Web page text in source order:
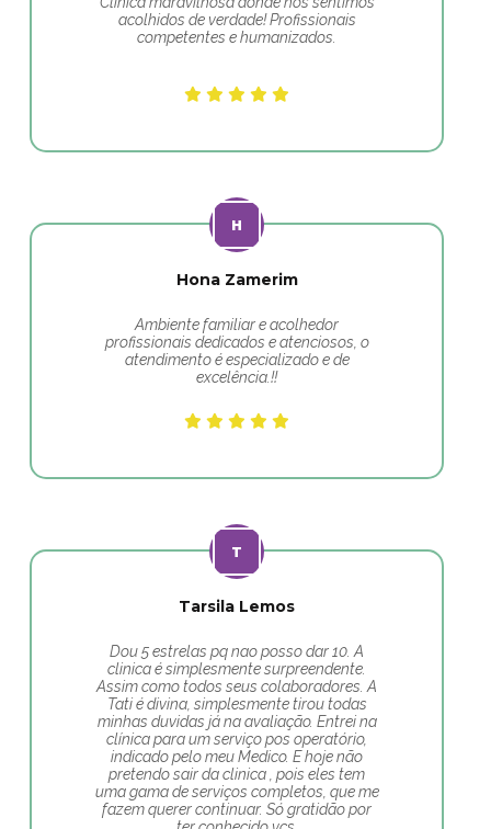
acolhidos de verdade! Profissionais
competentes e humanizados.
Hona Zamerim
Ambiente familiar e acolhedor
profissionais dedicados e atenciosos, o
atendimento é especializado e de
excelência.!!
Tarsila Lemos
Dou 5 estrelas pq nao posso dar 10. A
clinica é simplesmente surpreendente.
Assim como todos seus colaboradores. A
Tati é divina, simplesmente tirou todas
minhas duvidas já na avaliação. Entrei na
clínica para um serviço pos operatório,
indicado pelo meu Medico. E hoje não
pretendo sair da clinica , pois eles tem
uma gama de serviços completos, que me
fazem querer continuar. Só gratidão por